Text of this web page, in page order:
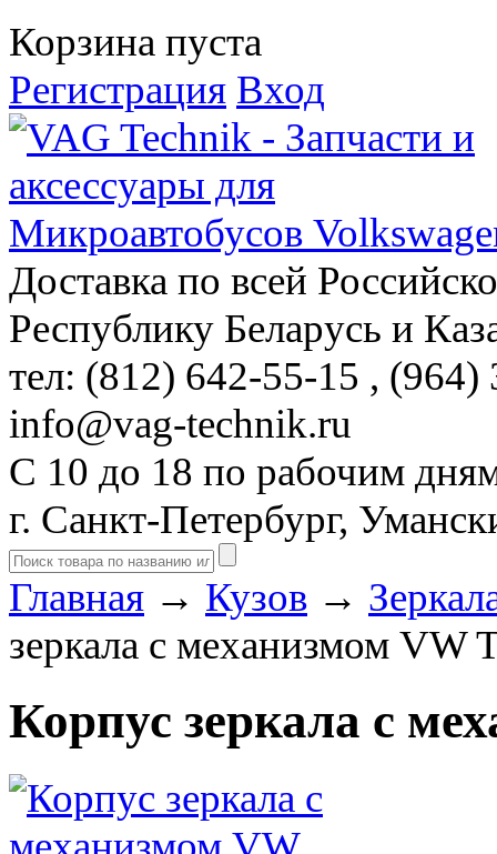
Корзина пуста
Регистрация Вход
Доставка по всей
Республику Беларусь и
тел: (812) 642-55-15 , (964)
info@vag-technik.ru
С 10 до 18 по рабочим
г. Санкт-Петербург,
Главная → Кузов →
зеркала с механизмом VW
Корпус зеркала с